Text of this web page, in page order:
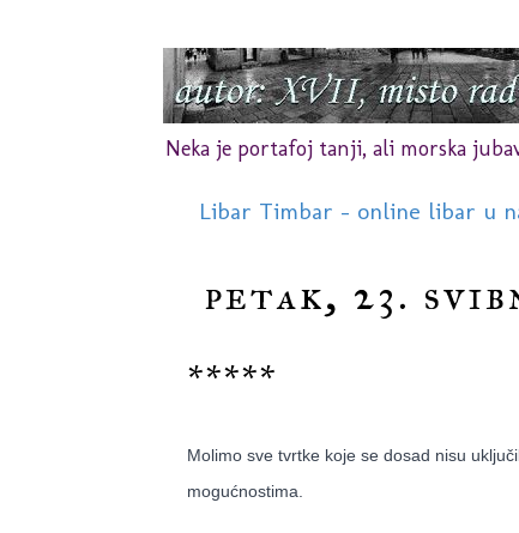
Neka je portafoj tanji, ali morska
Libar Timbar - online libar u
petak, 23.
*****
Molimo sve tvrtke koje se dosad nisu
mogućnostima.